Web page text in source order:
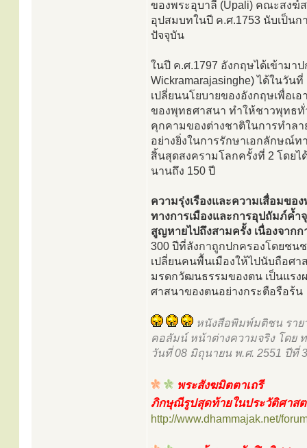
ของพระอุบาลี (Upali) คณะสงฆ์
อุปสมบทในปี ค.ศ.1753 นับเป็นก
ปัจจุบัน
ในปี ค.ศ.1797 อังกฤษได้เข้ามา
Wickramarajasinghe) ได้ในวัน
เปลี่ยนนโยบายของอังกฤษเพื่อเ
ของพุทธศาสนา ทำให้ชาวพุทธทั่
คุกคามของต่างชาติในการทำล
อย่างยิ่งในการรักษาเอกลักษณ์
สิ้นสุดสงครามโลกครั้งที่ 2 โดยไ
นานถึง 150 ปี
ความรุ่งเรืองและความเสื่อมขอ
ทางการเมืองและการอุปถัมภ์ค้
สูญหายไปถึงสามครั้ง เนื่องจาก
300 ปีที่ลังกาถูกปกครองโดยชน
เปลี่ยนคนพื้นเมืองให้ไปนับถือศ
มรดกวัฒนธรรมของตน เป็นแรง
ศาสนาของตนอย่างกระตือรือร้น
หนังสือพิมพ์มติชน ราย
คอลัมน์ หน้าต่างความจริง โด
วันที่ 08 มิถุนายน พ.ศ. 2551 ปีที่
พระสังฆมิตตาเถรี
ภิกษุณีรูปสุดท้ายในประวัติศาสต
http://www.dhammajak.net/